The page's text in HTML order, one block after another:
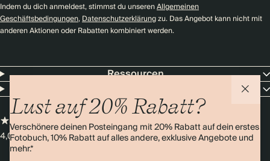
Lust auf 20% Rabatt?
Verschönere deinen Posteingang mit 20% Rabatt auf dein erstes
Fotobuch, 10% Rabatt auf alles andere, exklusive Angebote und
mehr.*
Indem du dich anmeldest, stimmst du unserenAllgemeinen
Geschäftsbedingungen,Datenschutzerklärungzu. Das Angebot kann nicht mit
anderen Aktionen oder Rabatten kombiniert werden.
Ressourcen
4,0 SterneÜber 11.000 Bewertungen